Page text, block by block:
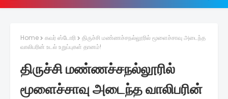
Home கவர் ஸ்டோரி
திருச்சி மண்ணச்சநல்லூரில் மூளைச்சாவு அடைந்த
வாலிபரின் உடல் உறுப்புகள் தானம்!
திருச்சி மண்ணச்சநல்லூரில்
மூளைச்சாவு அடைந்த வாலிபரின்